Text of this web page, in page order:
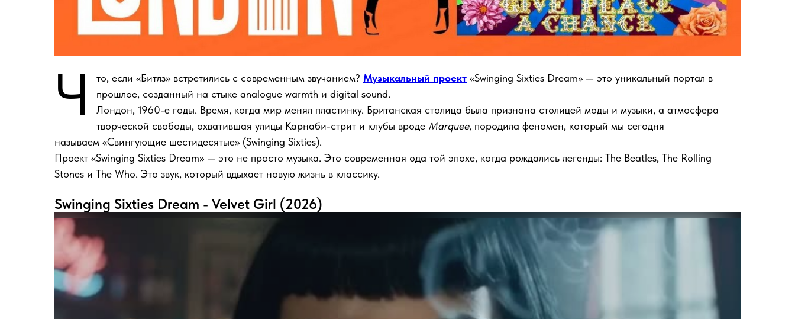
Ч то, если «Битлз» встретились с современным звучанием? Музыкальный проект «Swinging Sixties Dream» — это уникальный портал в
прошлое, созданный на стыке analogue warmth и digital sound.
Лондон, 1960-е годы. Время, когда мир менял пластинку. Британская столица была признана столицей моды и музыки, а атмосфера
творческой свободы, охватившая улицы Карнаби-стрит и клубы вроде Marquee, породила феномен, который мы сегодня
называем «Свингующие шестидесятые» (Swinging Sixties).
Проект «Swinging Sixties Dream» — это не просто музыка. Это современная ода той эпохе, когда рождались легенды: The Beatles, The Rolling
Stones и The Who. Это звук, который вдыхает новую жизнь в классику.
Swinging Sixties Dream - Velvet Girl (2026)